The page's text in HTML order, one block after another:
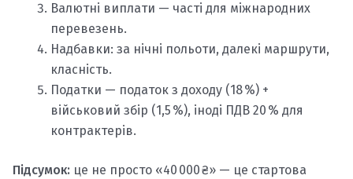
Валютні виплати — часті для міжнародних
перевезень.
Надбавки: за нічні польоти, далекі маршрути,
класність.
Податки — податок з доходу (18 %) +
військовий збір (1,5 %), іноді ПДВ 20 % для
контрактерів.
Підсумок: це не просто «40 000 ₴» — це стартова